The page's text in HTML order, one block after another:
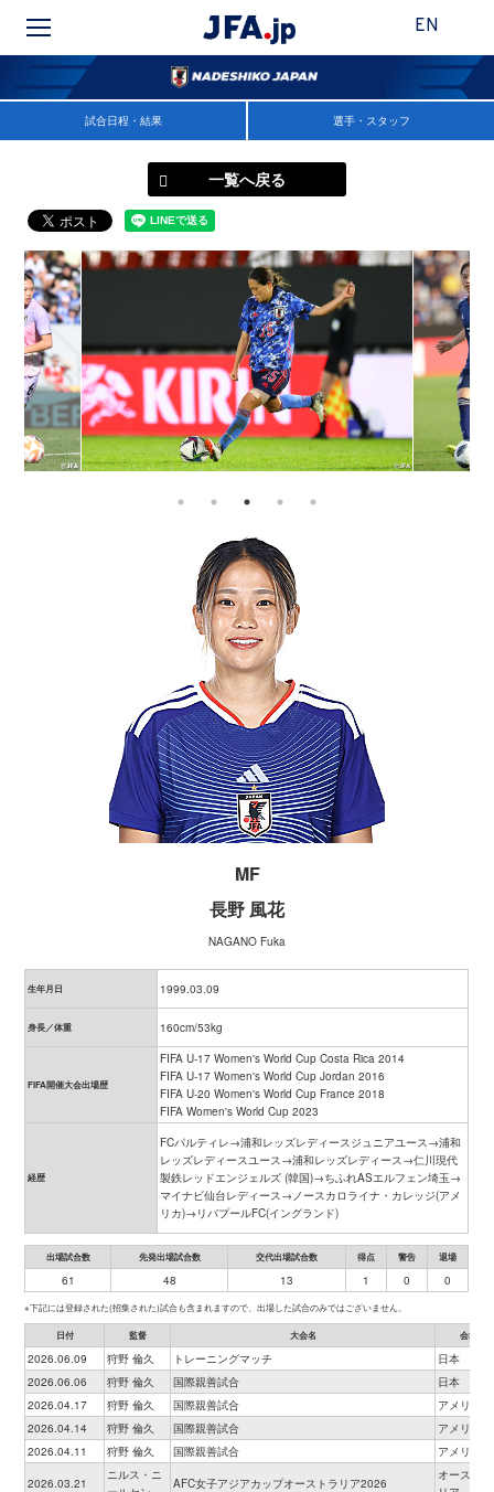
EN
試合日程・結果 選手・スタッフ
一覧へ戻る
MF
長野 風花
NAGANO Fuka
生年月日 1999.03.09
身長／体重 160cm/53kg
FIFA開催大会出場歴
FIFA U-17 Women's World Cup Costa Rica 2014
FIFA U-17 Women's World Cup Jordan 2016
FIFA U-20 Women's World Cup France 2018
FIFA Women's World Cup 2023
経歴
FCパルティレ→浦和レッズレディースジュニアユース→浦和
レッズレディースユース→浦和レッズレディース→仁川現代
製鉄レッドエンジェルズ (韓国)→ちふれASエルフェン埼玉→
マイナビ仙台レディース→ノースカロライナ・カレッジ(アメ
リカ)→リバプールFC(イングランド)
出場試合数 先発出場試合数 交代出場試合数 得点 警告 退場
61 48 13 1 0 0
※下記には登録された(招集された)試合も含まれますので、出場した試合のみではございません。
日付 監督 大会名 会場
2026.06.09 狩野 倫久 トレーニングマッチ
日本
2026.06.06
狩野 倫久 国際親善試合
日本
2026.04.17
狩野 倫久 国際親善試合
アメリカ
2026.04.14
狩野 倫久 国際親善試合
アメリカ
2026.04.11
狩野 倫久 国際親善試合 アメリカ
2026.03.21
ニルス・ニ
AFC女子アジアカップオーストラリア2026
オーストラ